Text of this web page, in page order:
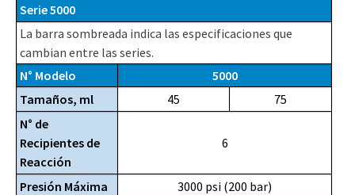
Serie 5000
La barra sombreada indica las especificaciones que
cambian entre las series.
N° Modelo
5000
Tamaños, ml
45
75
N° de
Recipientes de
Reacción
6
Presión Máxima
3000 psi (200 bar)